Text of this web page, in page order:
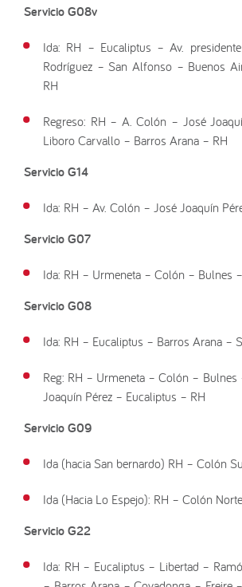
Servicio G08v
Ida: RH – Eucaliptus – Av.
Rodríguez – San Alfonso – Buenos
RH
Regreso: RH – A. Colón – José
Liboro Carvallo – Barros Arana – RH
Servicio G14
Ida: RH – Av. Colón – José Joaquín
Servicio G07
Ida: RH – Urmeneta – Colón – Bulnes
Servicio G08
Ida: RH – Eucaliptus – Barros Arana –
Reg: RH – Urmeneta – Colón –
Joaquín Pérez – Eucaliptus – RH
Servicio G09
Ida (hacia San bernardo) RH – Colón
Ida (Hacia Lo Espejo): RH – Colón
Servicio G22
Ida: RH – Eucaliptus – Libertad –